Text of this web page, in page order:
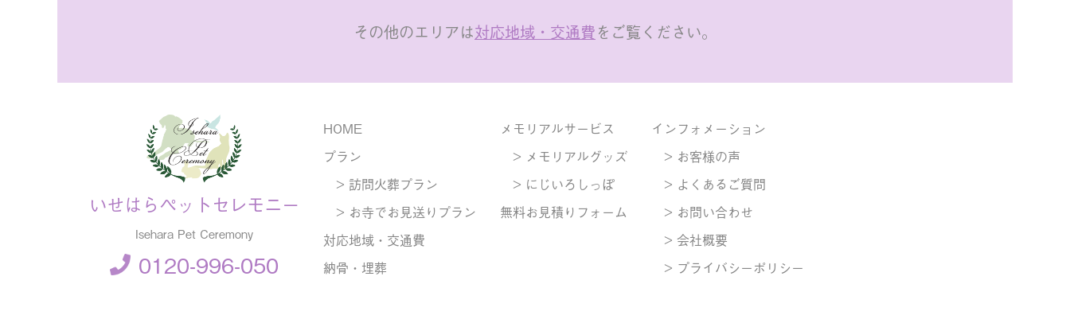
その他のエリアは対応地域・交通費をご覧ください。
いせはらペットセレモニー
Isehara Pet Ceremony
0120-996-050
HOME
プラン
> 訪問火葬プラン
> お寺でお見送りプラン
対応地域・交通費
納骨・埋葬
メモリアルサービス
> メモリアルグッズ
> にじいろしっぽ
無料お見積りフォーム
インフォメーション
> お客様の声
> よくあるご質問
> お問い合わせ
> 会社概要
> プライバシーポリシー